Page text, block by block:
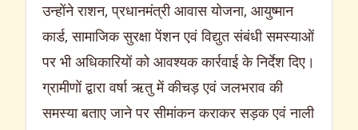
उन्होंने राशन, प्रधानमंत्री आवास योजना, आयुष्मान
कार्ड, सामाजिक सुरक्षा पेंशन एवं विद्युत संबंधी समस्याओं
पर भी अधिकारियों को आवश्यक कार्रवाई के निर्देश दिए।
ग्रामीणों द्वारा वर्षा ऋतु में कीचड़ एवं जलभराव की
समस्या बताए जाने पर सीमांकन कराकर सड़क एवं नाली